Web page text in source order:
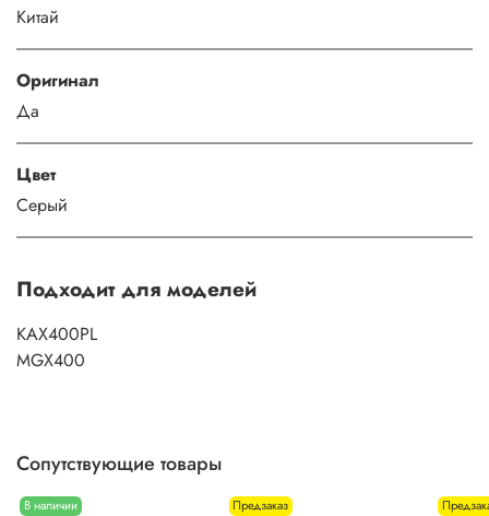
Китай
Оригинал
Да
Цвет
Серый
Подходит для моделей
KAX400PL
MGX400
Сопутствующие товары
В наличии Предзаказ